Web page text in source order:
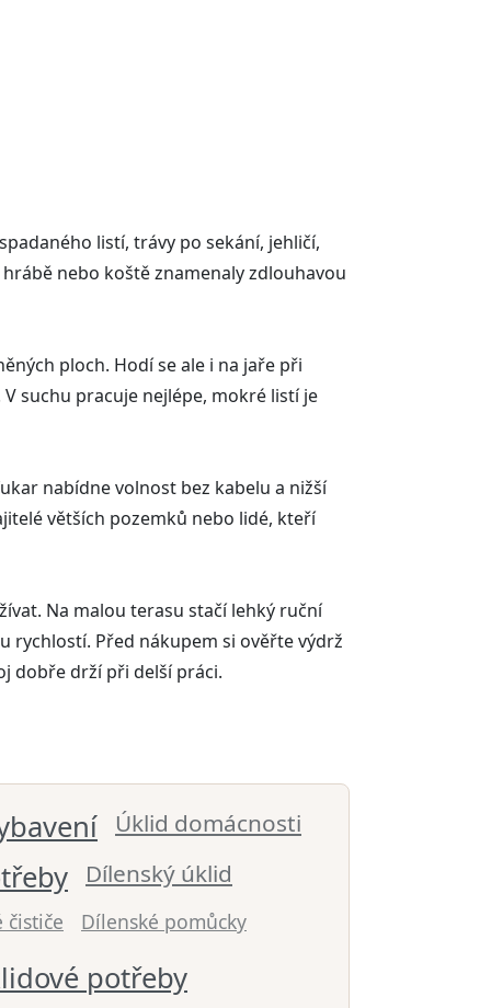
listí, trávy po sekání, jehličí,
nebo koště znamenaly zdlouhavou
ploch. Hodí se ale i na jaře při
suchu pracuje nejlépe, mokré listí je
nabídne volnost bez kabelu a nižší
větších pozemků nebo lidé, kteří
Na malou terasu stačí lehký ruční
rychlostí. Před nákupem si ověřte výdrž
dobře drží při delší práci.
Úklid domácnosti
Dílenský úklid
čističe
Dílenské pomůcky
potřeby